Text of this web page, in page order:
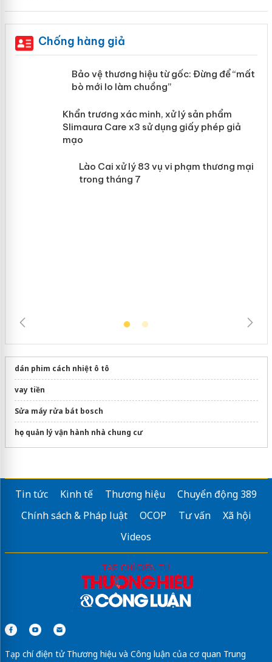
Chống hàng giả
Bảo vệ thương hiệu từ gốc: Đừng để
“mất bò mới lo làm chuồng”
Slimaura Care x3 sử dụng giấy phép giả
mạo
dán phim cách nhiệt ô tô
vay tiền
Sửa máy rửa bát bosch
học quản lý vận hành nhà chung cư
Tin tức Kinh tế Thương hiệu
Chuyển động 389
Chính sách & Pháp luật
OCOP Tư vấn
Xã hội
Videos
Tạp chí điện tử Thương hiệu và Công luận của cơ quan Trung